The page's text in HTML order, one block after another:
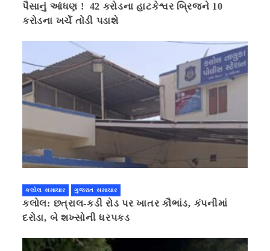
પૈસાનું આંધણ ! 42 કરોડના હાટકેશ્વર બ્રિજને 10
કરોડના ખર્ચે તોડી પડાશે
કલોલ સમાચાર ગુજરાત સમાચાર
કલોલ: છત્રાલ-કડી રોડ પર ખાતર કૌભાંડ, કંપનીમાં
દરોડા, બે શખ્સોની ધરપકડ